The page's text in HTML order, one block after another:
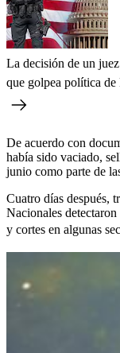
La decisión de un
que golpea política
De acuerdo con
había sido vaciado,
junio como parte de
Cuatro días después,
Nacionales
y cortes en algunas